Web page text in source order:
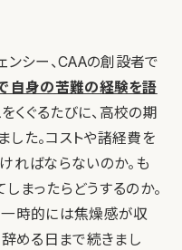
ンシー、CAAの創設者で
自身の苦難の経験を語
くぐるたびに、高校の期
た。コストや諸経費を
ればならないのか。も
まったらどうするのか。
一時的には焦燥感が収
める日まで続きまし